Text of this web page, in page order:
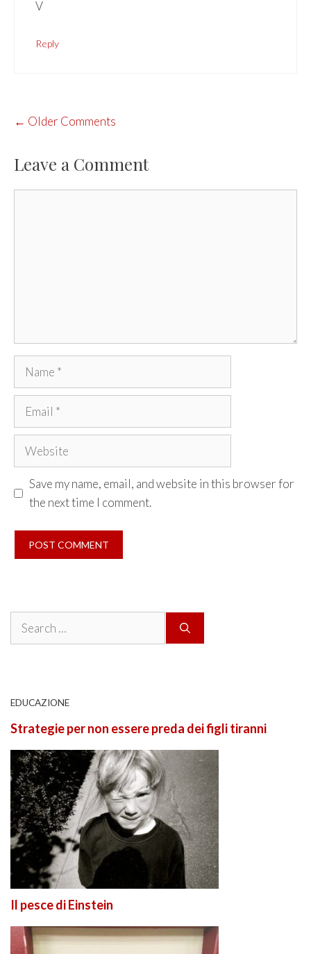
V
Reply
COMMENT
← Older Comments
Leave a Comment
Name
Email
Website
Save my name, email, and website in this browser for
the next time I comment.
Search
EDUCAZIONE
Strategie per non essere preda dei figli tiranni
Il pesce di Einstein